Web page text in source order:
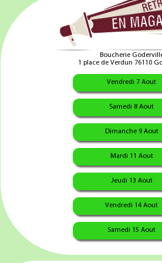
Boucherie
1 place de Verdun 76110
Vendredi 7 Aout
Samedi 8 Aout
Dimanche 9 Aout
Mardi 11 Aout
Jeudi 13 Aout
Vendredi 14 Aout
Samedi 15 Aout
3.95 €
au panier
3.95 €
Ajouter au
3.95 €
Saucisson Sec
x1 pièce
3.95 €